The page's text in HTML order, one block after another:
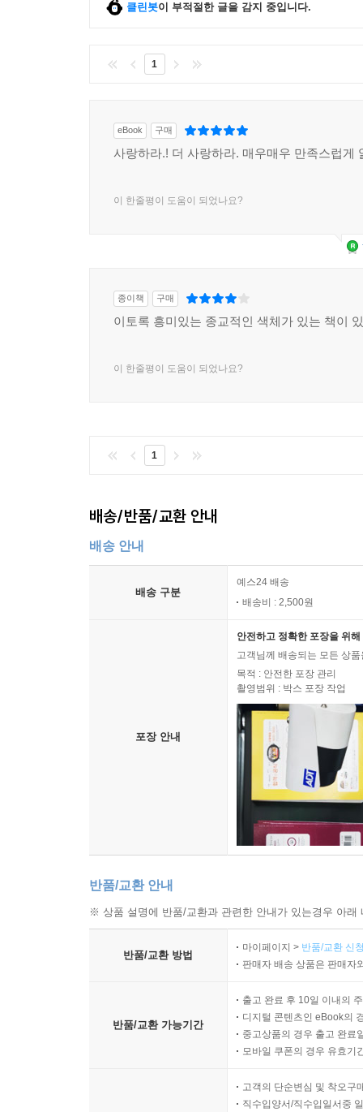
클린봇이 부적절한 글을 감지 중입니다.
1
eBook 구매
사랑하라.! 더 사랑하라. 매우매우 만족스럽게
이 한줄평이 도움이 되었나요?
종이책 구매
이토록 흥미있는 종교적인 색체가 있는 책이
이 한줄평이 도움이 되었나요?
1
배송/반품/교환 안내
배송 안내
배송 구분
예스24 배송
배송비 : 2,500원
포장 안내
안전하고 정확한 포장을 위
고객님께 배송되는 모든 상
목적 : 안전한 포장 관리
촬영범위 : 박스 포장 작업
반품/교환 안내
※ 상품 설명에 반품/교환과 관련한 안내가 있는경우 아
반품/교환 방법
마이페이지 > 반품/교환 신
판매자 배송 상품은 판매자
반품/교환 가능기간
출고 완료 후 10일 이내의
디지털 콘텐츠인 eBook의
중고상품의 경우 출고 완료
모바일 쿠폰의 경우 유효기
고객의 단순변심 및 착오구
직수입양서/직수입일서중